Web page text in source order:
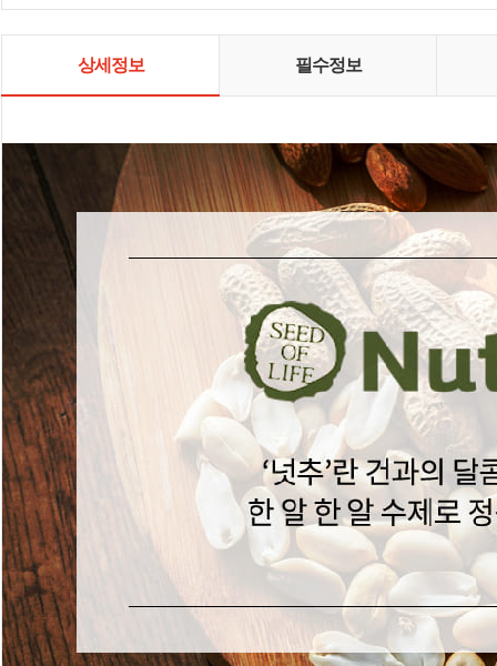
주는 제품을 만들겠습니다. 3. 철저
상세정보 필수정보